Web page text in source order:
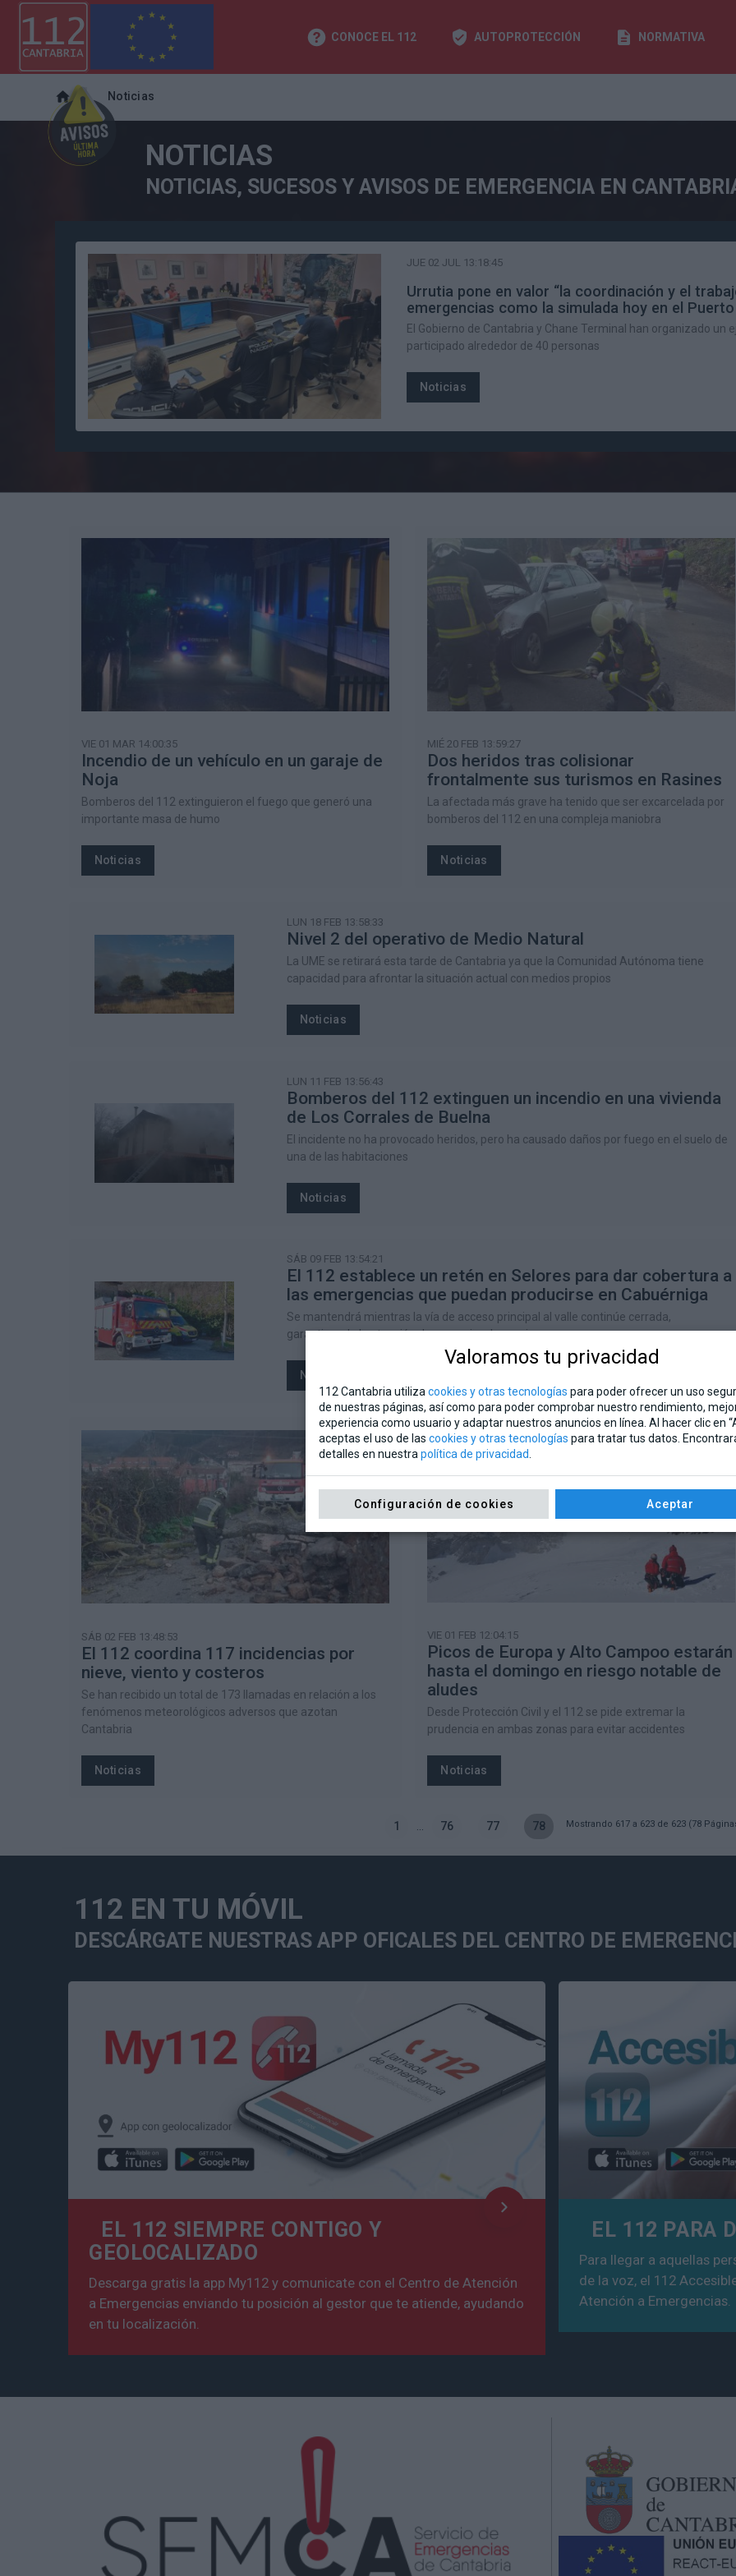
CONOCE EL 112 AUTOPROTECCIÓN NORMATIVA
Noticias
NOTICIAS
NOTICIAS, SUCESOS Y AVISOS DE EMERGENCIA EN
JUE 02 JUL 13:18:45
Urrutia pone en valor “la coordinación y el
emergencias como la simulada hoy en el
El Gobierno de Cantabria y Chane Terminal han organizado un
participado alrededor de 40 personas
Noticias
VIE 01 MAR 14:00:35
Incendio de un vehículo en un garaje de
Noja
Bomberos del 112 extinguieron el fuego que generó una
importante masa de humo
Noticias
MIÉ 20 FEB 13:59:27
Dos heridos tras colisionar
frontalmente sus turismos en Rasines
La afectada más grave ha tenido que ser excarcelada por
bomberos del 112 en una compleja maniobra
Noticias
LUN 18 FEB 13:58:33
Nivel 2 del operativo de Medio Natural
La UME se retirará esta tarde de Cantabria ya que la Comunidad Autónoma tiene
capacidad para afrontar la situación actual con medios propios
Noticias
LUN 11 FEB 13:56:43
Bomberos del 112 extinguen un incendio en una vivienda
de Los Corrales de Buelna
El incidente no ha provocado heridos, pero ha causado daños por fuego en el suelo de
una de las habitaciones
Noticias
SÁB 09 FEB 13:54:21
El 112 establece un retén en Selores para dar cobertura a
las emergencias que puedan producirse en Cabuérniga
Se mantendrá mientras la vía de acceso principal al valle continúe cerrada,
garantizando la atención de urgencia a los vecinos
Noticias
SÁB 02 FEB 13:48:53
El 112 coordina 117 incidencias por
nieve, viento y costeros
Se han recibido un total de 173 llamadas en relación a los
fenómenos meteorológicos adversos que azotan
Cantabria
Noticias
VIE 01 FEB 12:04:15
Picos de Europa y Alto Campoo estarán
hasta el domingo en riesgo notable de
aludes
Desde Protección Civil y el 112 se pide extremar la
prudencia en ambas zonas para evitar accidentes
Noticias
1 76 77 78 Mostrando 617 a 623 de 623 (78
112 EN TU MÓVIL
DESCÁRGATE NUESTRAS APP OFICALES DEL CENTRO DE
EL 112 SIEMPRE CONTIGO Y
GEOLOCALIZADO
Descarga gratis la app My112 y comunicate con el Centro de Atención
a Emergencias enviando tu posición al gestor que te atiende, ayudando
en tu localización.
EL 112 PARA
Para llegar a aquellas
de la voz, el 112
Atención a Emergencias.
Valoramos tu privacidad
112 Cantabria utiliza cookies y otras tecnologías para poder ofrecer un uso
de nuestras páginas, así como para poder comprobar nuestro rendimiento,
experiencia como usuario y adaptar nuestros anuncios en línea. Al hacer clic en
aceptas el uso de las cookies y otras tecnologías para tratar tus datos.
detalles en nuestra política de privacidad
Aceptar
Configuración de cookies